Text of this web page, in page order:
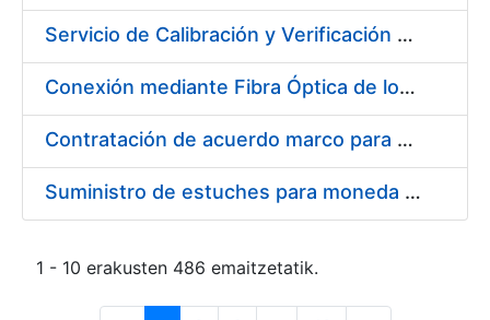
Servicio de Calibración y Verificación Externa de los Equipos de Medición del Servicio de Prevención de la FNMT-RCM
Conexión mediante Fibra Óptica de los Centros de Proceso de Datos (CPDs) de las sedes de la FNMT-RCM de Burgos y Madrid
Contratación de acuerdo marco para el Suministro de Material de Electricidad para la Fábrica Nacional de Moneda y Timbre-Real Casa de la Moneda en su centro de trabajo de Burgos
Suministro de estuches para moneda de 30 €
1 - 10 erakusten 486 emaitzetatik.